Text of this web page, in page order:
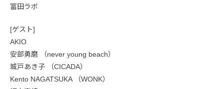
冨田ラボ
[ゲスト]
AKIO
安部勇磨 （never young beach）
城戸あき子 （CICADA）
Kento NAGATSUKA （WONK）